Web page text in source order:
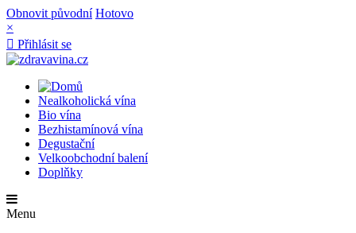
Obnovit původní Hotovo
×
 Přihlásit se
Nealkoholická vína
Bio vína
Bezhistamínová vína
Degustační
Velkoobchodní balení
Doplňky
Menu